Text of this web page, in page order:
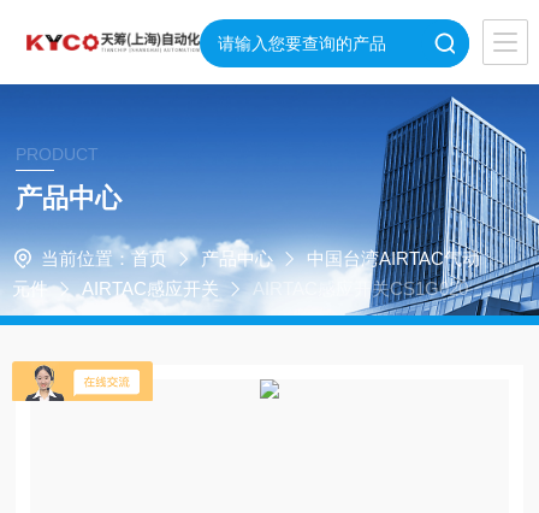
PRODUCT
产品中心
当前位置： 首页 产品中心
中国台湾AIRTAC气动
元件
AIRTAC感应开关 AIRTAC感应开关CS1G020